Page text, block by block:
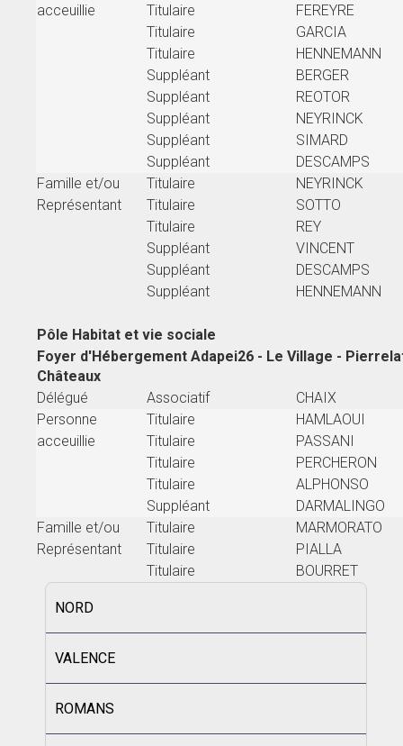
acceuillie
Titulaire
FEREYRE
Titulaire
GARCIA
Titulaire
HENNEMANN
Suppléant
BERGER
Suppléant
REOTOR
Suppléant
NEYRINCK
Suppléant
SIMARD
Suppléant
DESCAMPS
Famille et/ou
Titulaire
NEYRINCK
Représentant
Titulaire
SOTTO
Titulaire
REY
Suppléant
VINCENT
Suppléant
DESCAMPS
Suppléant
HENNEMANN
Pôle Habitat et vie sociale
Foyer d'Hébergement Adapei26 - Le Village -
Châteaux
Délégué
Associatif
CHAIX
Personne
Titulaire
HAMLAOUI
acceuillie
Titulaire
PASSANI
Titulaire
PERCHERON
Titulaire
ALPHONSO
Suppléant
DARMALINGO
Famille et/ou
Titulaire
MARMORATO
Représentant
Titulaire
PIALLA
Titulaire
BOURRET
NORD
VALENCE
ROMANS